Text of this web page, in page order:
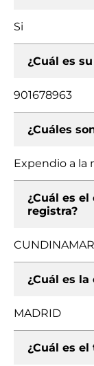
Si
¿Cuál es
901678963
¿Cuáles
Expendio a la
¿Cuál es
registra?
¿Cuál es
MADRID
¿Cuál es